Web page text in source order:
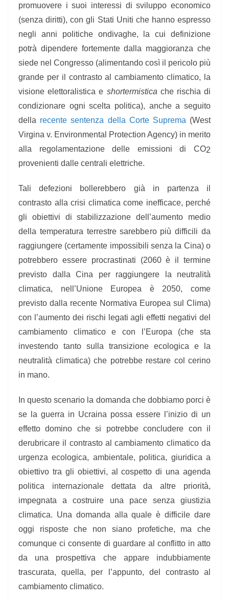
promuovere i suoi interessi di sviluppo economico
(senza diritti), con gli Stati Uniti che hanno espresso
negli anni politiche ondivaghe, la cui definizione
potrà dipendere fortemente dalla maggioranza che
siede nel Congresso (alimentando così il pericolo più
grande per il contrasto al cambiamento climatico, la
visione elettoralistica e shortermistica che rischia di
condizionare ogni scelta politica), anche a seguito
della recente sentenza della Corte Suprema (West
Virgina v. Environmental Protection Agency) in merito
alla regolamentazione delle emissioni di CO2
provenienti dalle centrali elettriche.
Tali defezioni bollerebbero già in partenza il
contrasto alla crisi climatica come inefficace, perché
gli obiettivi di stabilizzazione dell’aumento medio
della temperatura terrestre sarebbero più difficili da
raggiungere (certamente impossibili senza la Cina) o
potrebbero essere procrastinati (2060 è il termine
previsto dalla Cina per raggiungere la neutralità
climatica, nell’Unione Europea è 2050, come
previsto dalla recente Normativa Europea sul Clima)
con l’aumento dei rischi legati agli effetti negativi del
cambiamento climatico e con l’Europa (che sta
investendo tanto sulla transizione ecologica e la
neutralità climatica) che potrebbe restare col cerino
in mano.
In questo scenario la domanda che dobbiamo porci è
se la guerra in Ucraina possa essere l’inizio di un
effetto domino che si potrebbe concludere con il
derubricare il contrasto al cambiamento climatico da
urgenza ecologica, ambientale, politica, giuridica a
obiettivo tra gli obiettivi, al cospetto di una agenda
politica internazionale dettata da altre priorità,
impegnata a costruire una pace senza giustizia
climatica. Una domanda alla quale è difficile dare
oggi risposte che non siano profetiche, ma che
comunque ci consente di guardare al conflitto in atto
da una prospettiva che appare indubbiamente
trascurata, quella, per l’appunto, del contrasto al
cambiamento climatico.